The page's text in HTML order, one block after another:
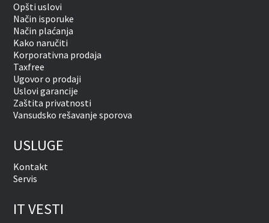
Opšti uslovi
Način isporuke
Način plaćanja
Kako naručiti
Korporativna prodaja
Taxfree
Ugovor o prodaji
Uslovi garancije
Zaštita privatnosti
Vansudsko rešavanje sporova
USLUGE
Kontakt
Servis
IT VESTI